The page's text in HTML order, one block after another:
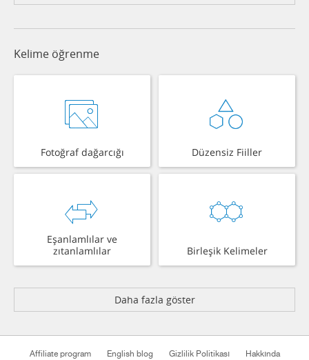
Kelime öğrenme
Fotoğraf dağarcığı Düzensiz Fiiller
Eşanlamlılar ve
zıtanlamlılar
Birleşik Kelimeler
Daha fazla göster
Affiliate program English blog Gizlilik Politikası Hakkında